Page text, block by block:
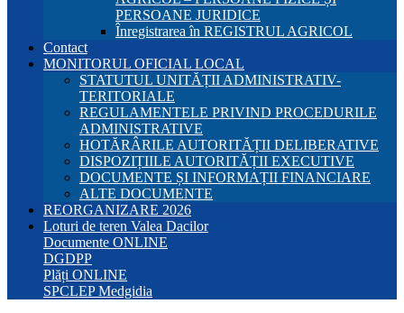
PERSOANE JURIDICE
Înregistrarea în REGISTRUL AGRICOL
Contact
MONITORUL OFICIAL LOCAL
STATUTUL UNITĂȚII ADMINISTRATIV-
TERITORIALE
REGULAMENTELE PRIVIND PROCEDURILE
ADMINISTRATIVE
HOTĂRÂRILE AUTORITĂȚII DELIBERATIVE
DISPOZIȚIILE AUTORITĂȚII EXECUTIVE
DOCUMENTE ȘI INFORMAȚII FINANCIARE
ALTE DOCUMENTE
REORGANIZARE 2026
Loturi de teren Valea Dacilor
Documente ONLINE
DGDPP
Plăți ONLINE
SPCLEP Medgidia